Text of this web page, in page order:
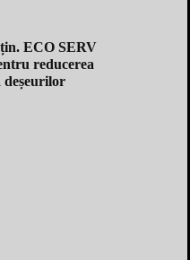
ECO SERV
reducerea
deșeurilor